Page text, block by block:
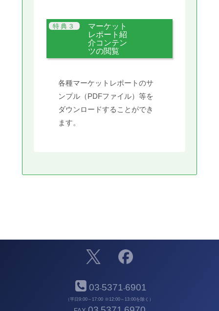
マーケット
レポート紹
介コンテン
ツの閲覧
各種マーケットレポートのサ
ンプル（PDFファイル）等を
ダウンロードすることができ
ます。
03-5371-6901
（平日9:00～17:00 ※12:00～13:00を除く）